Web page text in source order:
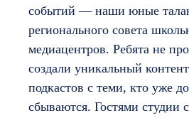
событий — наши юные
регионального совета
медиацентров. Ребята не
создали уникальный
подкастов с теми, кто уже
сбываются. Гостями студии